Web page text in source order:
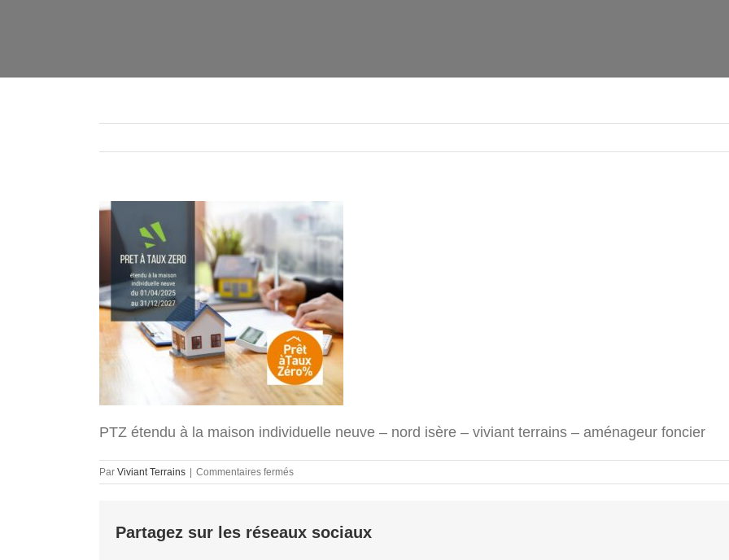
PTZ étendu à la maison individuelle neuve – nord isère – viviant terrains – aménageur foncier
Par Viviant Terrains Commentaires ferméssur
PTZ
individuelle
Partagez sur les réseaux sociaux